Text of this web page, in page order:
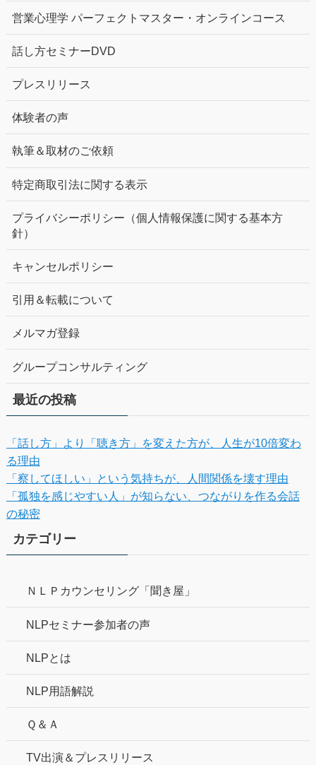
営業心理学 パーフェクトマスター・オンラインコース
話し方セミナーDVD
プレスリリース
体験者の声
執筆＆取材のご依頼
特定商取引法に関する表示
プライバシーポリシー（個人情報保護に関する基本方
針）
キャンセルポリシー
引用＆転載について
メルマガ登録
グループコンサルティング
最近の投稿
「話し方」より「聴き方」を変えた方が、人生が10倍変わ
る理由
「察してほしい」という気持ちが、人間関係を壊す理由
「孤独を感じやすい人」が知らない、つながりを作る会話
の秘密
カテゴリー
ＮＬＰカウンセリング「聞き屋」
NLPセミナー参加者の声
NLPとは
NLP用語解説
Ｑ＆Ａ
TV出演＆プレスリリース